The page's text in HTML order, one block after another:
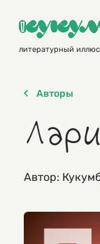
contentлитературный
Авторы
Автор: